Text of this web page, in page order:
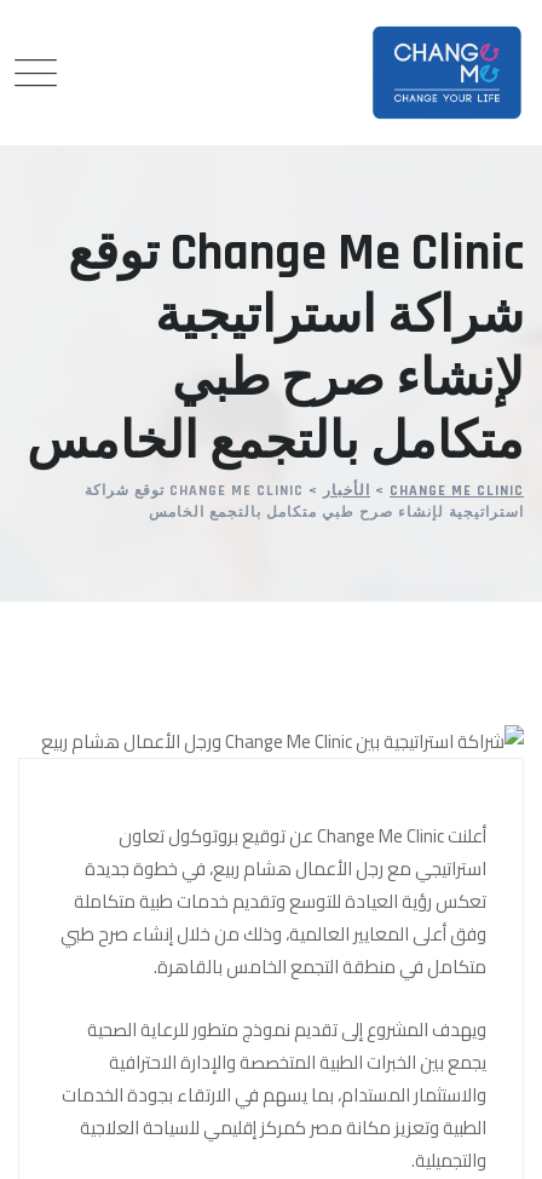
content
Change Me Clinic توقع
شراكة استراتيجية
لإنشاء صرح طبي
متكامل بالتجمع الخامس
CHANGE ME CLINIC
> الأخبار >
CHANGE ME CLINIC توقع شراكة
استراتيجية لإنشاء صرح طبي متكامل بالتجمع الخامس
أعلنت Change Me Clinic عن توقيع بروتوكول تعاون
استراتيجي مع رجل الأعمال هشام ربيع، في خطوة جديدة
تعكس رؤية العيادة للتوسع وتقديم خدمات طبية متكاملة
وفق أعلى المعايير العالمية، وذلك من خلال إنشاء صرح طبي
متكامل في منطقة التجمع الخامس بالقاهرة.
ويهدف المشروع إلى تقديم نموذج متطور للرعاية الصحية
يجمع بين الخبرات الطبية المتخصصة والإدارة الاحترافية
والاستثمار المستدام، بما يسهم في الارتقاء بجودة الخدمات
الطبية وتعزيز مكانة مصر كمركز إقليمي للسياحة العلاجية
والتجميلية.